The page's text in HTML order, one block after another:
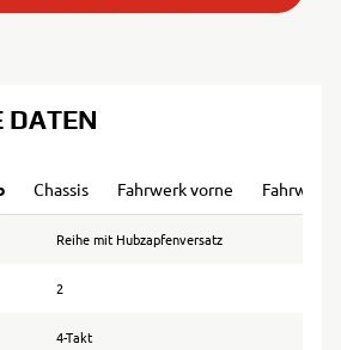
DATEN
Chassis Fahrwerk vorne Fahrwerk
Reihe mit Hubzapfenversatz
2
4-Takt